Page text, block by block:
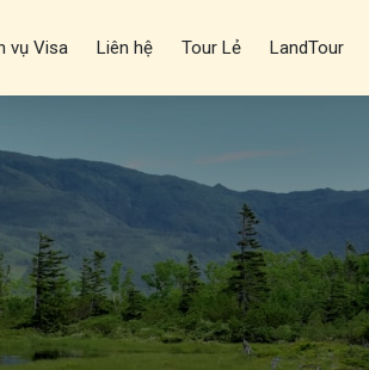
vụ Visa Liên hệ Tour Lẻ LandTour